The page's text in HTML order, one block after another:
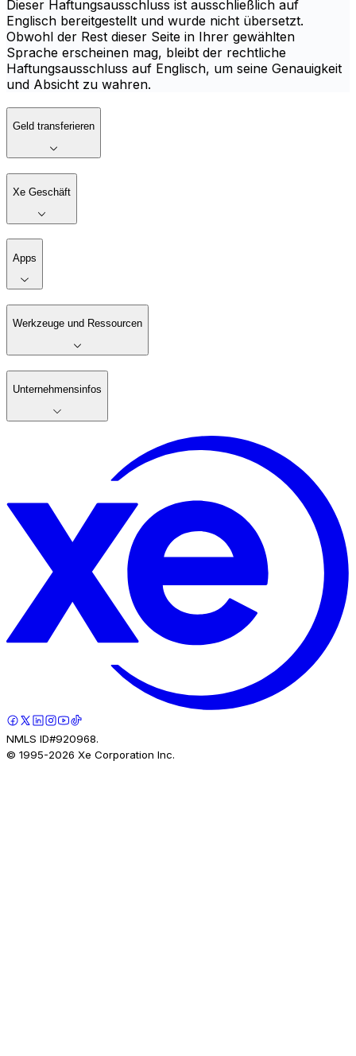
Dieser Haftungsausschluss ist ausschließlich auf
Englisch bereitgestellt und wurde nicht übersetzt.
Obwohl der Rest dieser Seite in Ihrer gewählten
Sprache erscheinen mag, bleibt der rechtliche
Haftungsausschluss auf Englisch, um seine Genauigkeit
und Absicht zu wahren.
Geld transferieren
Xe Geschäft
Apps
Werkzeuge und Ressourcen
Unternehmensinfos
NMLS ID#920968.
© 1995-2026 Xe Corporation Inc.